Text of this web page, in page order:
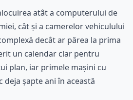
atât a computerului de
cât și a camerelor vehiculului
decât ar părea la prima
un calendar clar pentru
plan, iar primele mașini cu
deja șapte ani în această